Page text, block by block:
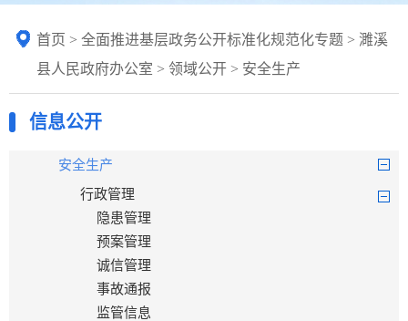
首页 > 全面推进基层政务公开标准化规范化专题 > 濉溪
县人民政府办公室 > 领域公开 > 安全生产
信息公开
市政服务
涉农补贴
安全生产
行政管理
隐患管理
预案管理
诚信管理
事故通报
监管信息